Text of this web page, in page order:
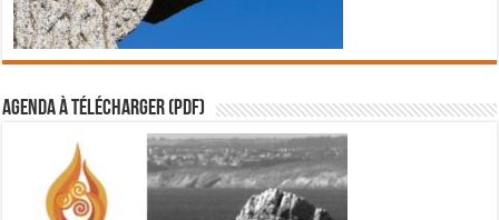
Agenda à télécharger (PDF)